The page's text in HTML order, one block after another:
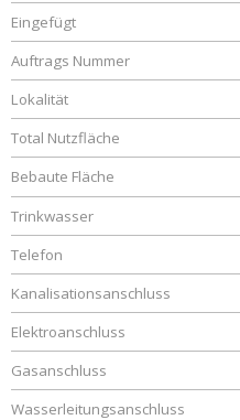
Eingefügt
Auftrags Nummer
Lokalität
Total Nutzfläche
Bebaute Fläche
Trinkwasser
Telefon
Kanalisationsanschluss
Elektroanschluss
Gasanschluss
Wasserleitungsanschluss